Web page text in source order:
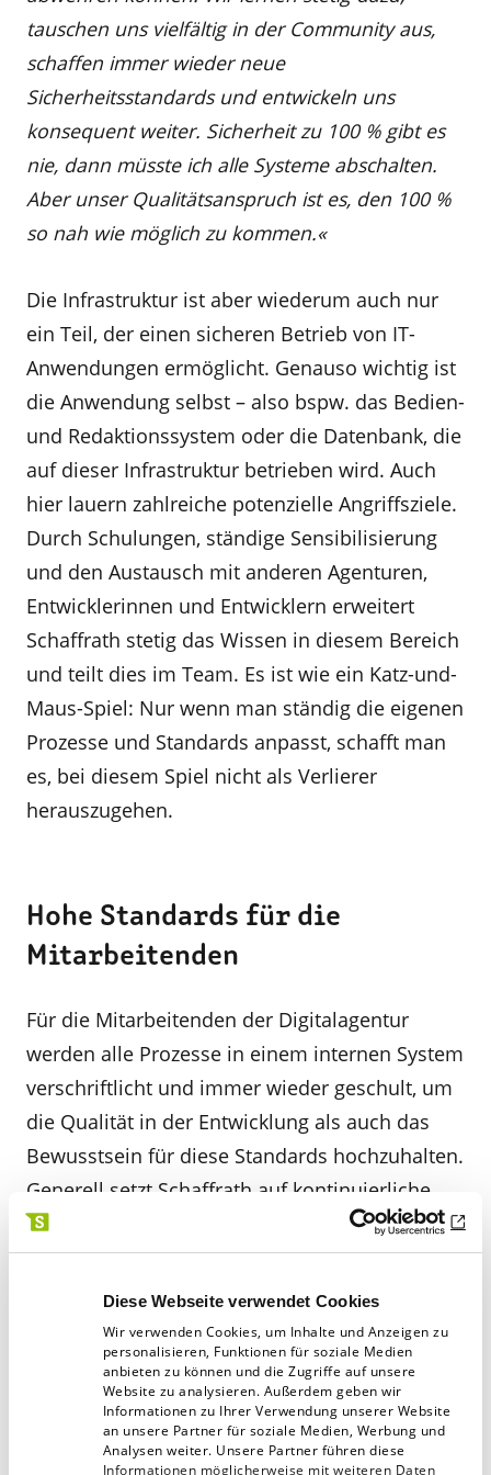
Diese Webseite verwendet Cookies
Wir verwenden Cookies, um Inhalte und Anzeigen zu
personalisieren, Funktionen für soziale Medien
anbieten zu können und die Zugriffe auf unsere
Website zu analysieren. Außerdem geben wir
Informationen zu Ihrer Verwendung unserer Website
an unsere Partner für soziale Medien, Werbung und
Analysen weiter. Unsere Partner führen diese
Informationen möglicherweise mit weiteren Daten
tauschen uns vielfältig in der Community aus,
schaffen immer wieder neue
Sicherheitsstandards und entwickeln uns
konsequent weiter. Sicherheit zu 100 % gibt es
nie, dann müsste ich alle Systeme abschalten.
Aber unser Qualitätsanspruch ist es, den 100 %
so nah wie möglich zu kommen.«
Die Infrastruktur ist aber wiederum auch nur
ein Teil, der einen sicheren Betrieb von IT-
Anwendungen ermöglicht. Genauso wichtig ist
die Anwendung selbst – also bspw. das Bedien-
und Redaktionssystem oder die Datenbank, die
auf dieser Infrastruktur betrieben wird. Auch
hier lauern zahlreiche potenzielle Angriffsziele.
Durch Schulungen, ständige Sensibilisierung
und den Austausch mit anderen Agenturen,
Entwicklerinnen und Entwicklern erweitert
Schaffrath stetig das Wissen in diesem Bereich
und teilt dies im Team. Es ist wie ein Katz-und-
Maus-Spiel: Nur wenn man ständig die eigenen
Prozesse und Standards anpasst, schafft man
es, bei diesem Spiel nicht als Verlierer
herauszugehen.
Hohe Standards für die
Mitarbeitenden
Für die Mitarbeitenden der Digitalagentur
werden alle Prozesse in einem internen System
verschriftlicht und immer wieder geschult, um
die Qualität in der Entwicklung als auch das
Bewusstsein für diese Standards hochzuhalten.
Generell setzt Schaffrath auf kontinuierliche
Weiterentwicklung und Fortbildung, um»stets
mit der Zeit zu gehen und nicht mit der Zeit zu
wie Lars Kosman, Geschäftsführer
Schaffrath Digitalagentur, betont.
Für Sandra Rein ist es zudem genauso wichtig,
dass die Entwicklerinnen und Entwickler
ihrerseits auch in ein optimales Umfeld